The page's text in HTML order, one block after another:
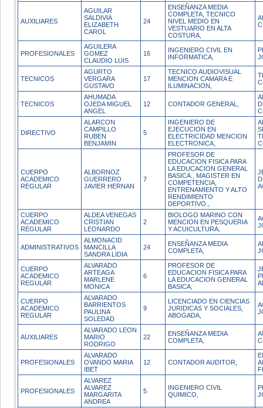
AUXILIARES
AGUILAR
SALDIVIA
ELIZABETH
CAROL
24
ENSEÑANZA MEDIA
COMPLETA, TECNICO
NIVEL MEDIO EN
VESTUARIO EN ALTA
COSTURA,
PROFESIONALES
AGUILERA
GOMEZ
CLAUDIO LUIS
16
INGENIERO CIVIL EN
INFORMATICA,
TECNICOS
AGURTO
VERGARA
GUSTAVO
17
TECNICO AUDIOVISUAL
MENCION CAMARA E
ILUMINACION,
TECNICOS
AHUMADA
OJEDA MIGUEL
ANGEL
12 CONTADOR GENERAL,
DIRECTIVO
ALARCON
CAMPILLO
RUBEN
BENJAMIN
5
INGENIERO DE
EJECUCION EN
ELECTRICIDAD MENCION
ELECTRONICA,
CUERPO
ACADEMICO
REGULAR
ALBORNOZ
GUERRERO
JAVIER HERNAN
7
PROFESOR DE
EDUCACION FISICA PARA
LA EDUCACION GENERAL
BASICA., MAGISTER EN
COMPETENCIA,
ENTRENAMIENTO Y ALTO
RENDIMIENTO
DEPORTIVO.,
CUERPO
ACADEMICO
REGULAR
ALDEA VENEGAS
CRISTIAN
LEONARDO
2
BIOLOGO MARINO CON
MENCION EN PESQUERIA
Y ACUICULTURA,
ADMINISTRATIVOS
ALMONACID
MANCILLA
SANDRA LIDIA
24
ENSEÑANZA MEDIA
COMPLETA,
CUERPO
ACADEMICO
REGULAR
ALVARADO
ARTEAGA
MARLENE
MONICA
6
PROFESOR DE
EDUCACION FISICA PARA
LA EDUCACION GENERAL
BASICA,
CUERPO
ACADEMICO
REGULAR
ALVARADO
BARRIENTOS
PAULINA
SOLEDAD
9
LICENCIADO EN CIENCIAS
JURIDICAS Y SOCIALES,
ABOGADA,
AUXILIARES
ALVARADO LEON
MARIO
RODRIGO
22
ENSEÑANZA MEDIA
COMPLETA,
PROFESIONALES
ALVARADO
OVANDO MARIA
IBET
12 CONTADOR AUDITOR,
PROFESIONALES
ALVAREZ
ALVAREZ
MARGARITA
ANDREA
5
INGENIERO CIVIL
QUIMICO,